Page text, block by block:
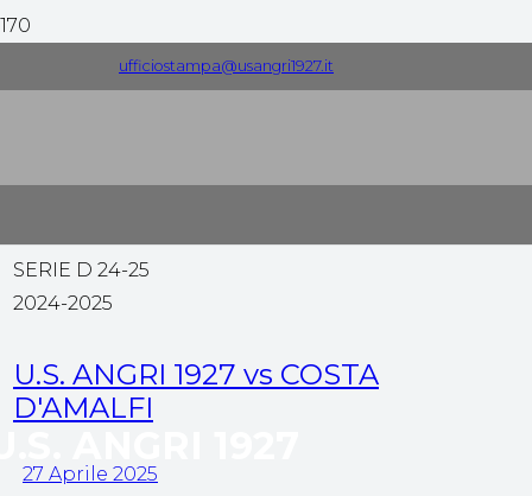
ufficiostampa@usangri1927.it
Risultati
SERIE D 24-25
2024-2025
U.S. ANGRI 1927 vs COSTA
D'AMALFI
27 Aprile 2025